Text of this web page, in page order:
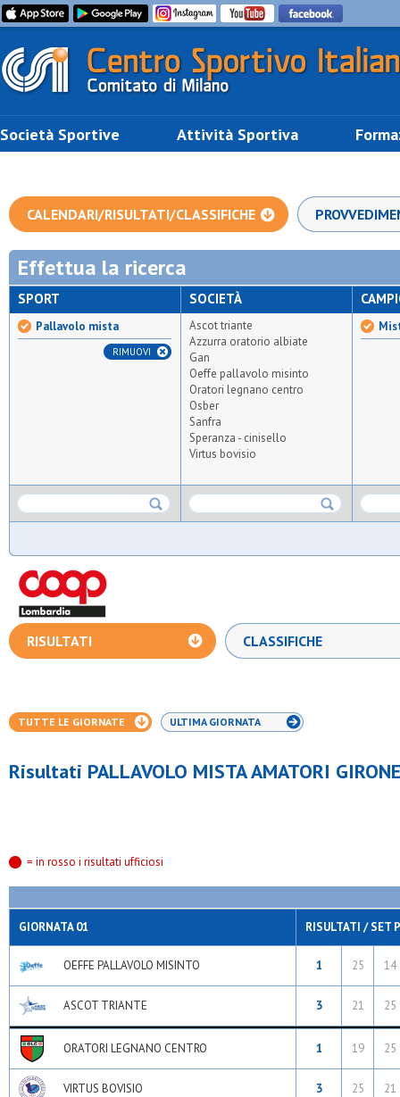
Società Sportive Attività Sportiva
CALENDARI/RISULTATI/CLASSIFICHE
Effettua la ricerca
SPORT
Pallavolo mista
RIMUOVI
SOCIETÀ
Ascot triante
Azzurra oratorio albiate
Gan
Oeffe pallavolo misinto
Oratori legnano centro
Osber
Sanfra
Speranza - cinisello
Virtus bovisio
RISULTATI CLASSIFICHE
TUTTE LE GIORNATE ULTIMA GIORNATA
Risultati PALLAVOLO MISTA AMATORI
= in rosso i risultati ufficiosi
GIORNATA 01 RISULTATI / SET
OEFFE PALLAVOLO MISINTO 1 25 14
ASCOT TRIANTE 3 21 25
ORATORI LEGNANO CENTRO 1 19 25
VIRTUS BOVISIO 3 25 21